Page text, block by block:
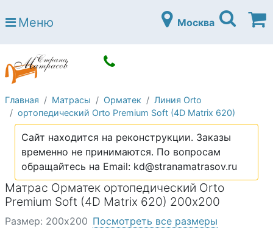
Страна матрасов
Open submenu (Матрасы)
Open submenu (Кровати)
Кровати
Open submenu (Аксессуары)
Open submenu (Диваны)
Диваны
Open submenu (Постельное белье)
Постельное белье
Open submenu (Мебель)
Мебель
Open submenu (Основания)
Основания
Open submenu (Детские матрасы)
Детские матрасы
Open submenu (Детские кровати)
Детские кровати
Меню Москва
Главная Матрасы Орматек
Линия Orto
ортопедический Orto Premium Soft (4D Matrix 620)
Сайт находится на реконструкции. Заказы
временно не принимаются. По вопросам
обращайтесь на Email: kd@stranamatrasov.ru
Матрас Орматек ортопедический Orto
Premium Soft (4D Matrix 620) 200х200
Размер: 200х200 Посмотреть все размеры